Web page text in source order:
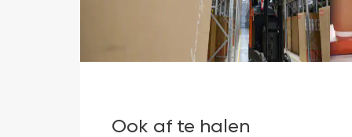
Ook af te halen